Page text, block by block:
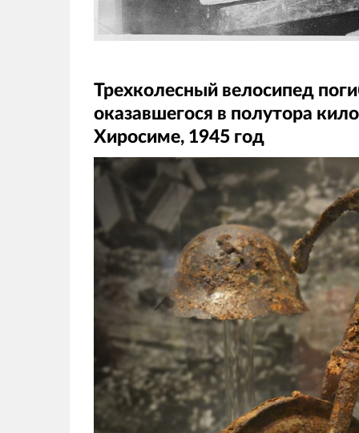
Трехколесный велосипед
оказавшегося в полутора
Хиросиме, 1945 год